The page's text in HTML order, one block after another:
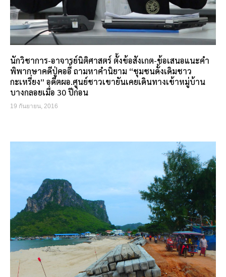
นักวิชาการ-อาจารย์นิติศาสตร์ ตั้งข้อสังเกต-ข้อเสนอแนะคำ
พิพากษาคดีปู่คออี้ ถามหาคำนิยาม “ชุมชนดั้งเดิมชาว
กะเหรี่ยง” อดีตผอ.ศูนย์ชาวเขายันเคยเดินทางเข้าหมู่บ้าน
บางกลอยเมื่อ 30 ปีก่อน
19 กันยายน, 2016